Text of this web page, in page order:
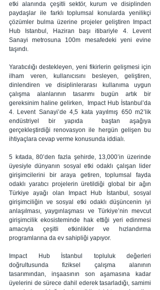
etki alanında çeşitli sektör, kurum ve disiplinden
paydaşlar ile farklı toplumsal konularda yenilikçi
çözümler bulma üzerine projeler geliştiren Impact
Hub Istanbul, Haziran başı itibariyle 4. Levent
Sanayi metrosuna 100m mesafedeki yeni evine
taşındı.
Yaratıcılığı destekleyen, yeni fikirlerin gelişmesi için
ilham veren, kullanıcısını besleyen, geliştiren,
dinlendiren ve disiplinlerarası kullanıma uygun
çalışma alanlarının tasarımı bugün artık bir
gereksinim haline gelirken,  Impact Hub İstanbul’da
4. Levent Sanayi’de 4,5 kata yayılmış 650 m2’lik
endüstriyel bir yapıda  baştan aşağıya
gerçekleştirdiği renovasyon ile hergün gelişen bu
ihtiyaçlara cevap verme konusunda iddialı.
5 kıtada, 80’den fazla şehirde, 13,000’in üzerinde
üyesiyle dünyanın sosyal etki odaklı çalışan lider
girişimcilerini bir araya getiren, toplumsal fayda
odaklı yaratıcı projelerin üretildiği global bir ağın
Türkiye ayağı olan Impact Hub İstanbul, sosyal
girişimciliğin ve sosyal etki odaklı düşüncenin iyi
anlaşılması, yaygınlaşması ve Türkiye’nin mevcut
girişimcilik ekosisteminde hak ettiği yeri edinmesi
amacıyla çeşitli etkinlikler ve hızlandırma
programlarına da ev sahipliği yapıyor.
Impact Hub İstanbul topluluk değerleri
doğrultusunda fiziksel çalışma alanının
tasarımından, inşaasının son aşamasına kadar
üyelerini de sürece dahil ederek tasarladığı, samimi